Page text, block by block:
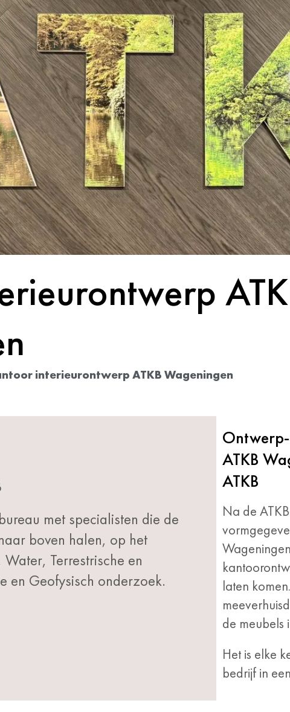
06-
interieurontwerp ATKB Wageningen
met specialisten die de
boven halen, op het
Terrestrische en
en Geofysisch onderzoek.
ATKB
ATKB
Na de
laten
de meubels
Het is elke
bedrijf in